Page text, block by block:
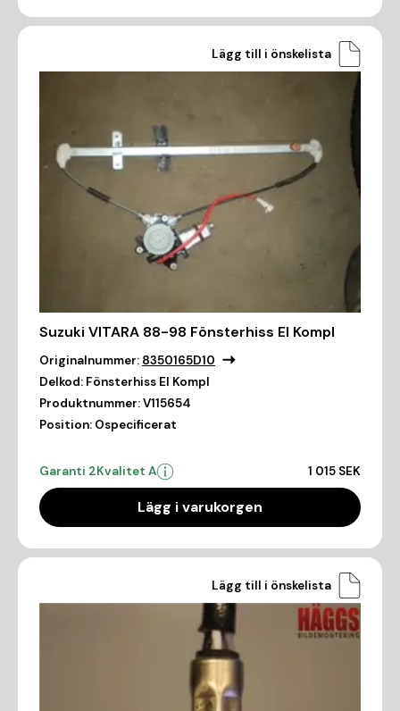
Lägg till i önskelista
Suzuki VITARA 88-98 Fönsterhiss El Kompl
Originalnummer: 8350165D10
Delkod: Fönsterhiss El Kompl
Produktnummer:V115654
Position: Ospecificerat
Garanti 2Kvalitet A 1 015 SEK
Lägg i varukorgen
Lägg till i önskelista